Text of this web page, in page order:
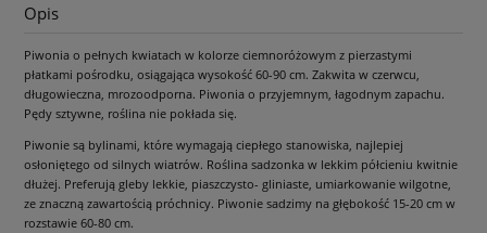
Opis
Piwonia o pełnych kwiatach w kolorze ciemnoróżowym z pierzastymi
płatkami pośrodku, osiągająca wysokość 60-90 cm. Zakwita w czerwcu,
długowieczna, mrozoodporna. Piwonia o przyjemnym, łagodnym zapachu.
Pędy sztywne, roślina nie pokłada się.
Piwonie są bylinami, które wymagają ciepłego stanowiska, najlepiej
osłoniętego od silnych wiatrów. Roślina sadzonka w lekkim półcieniu kwitnie
dłużej. Preferują gleby lekkie, piaszczysto- gliniaste, umiarkowanie wilgotne,
ze znaczną zawartością próchnicy. Piwonie sadzimy na głębokość 15-20 cm w
rozstawie 60-80 cm.